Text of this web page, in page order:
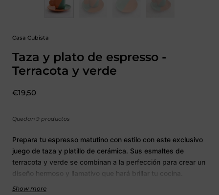
Casa Cubista
Taza y plato de espresso -
Terracota y verde
Precio:
€19,50
Quedan 9 productos
Prepara tu espresso matutino con estilo con este exclusivo
juego de taza y platillo de cerámica. Sus esmaltes de
terracota y verde se combinan a la perfección para crear un
diseño hermoso y llamativo que hará brillar tu cocina.
¡Prepárate para afrontar tu día con un impulso de sabor y
Show more